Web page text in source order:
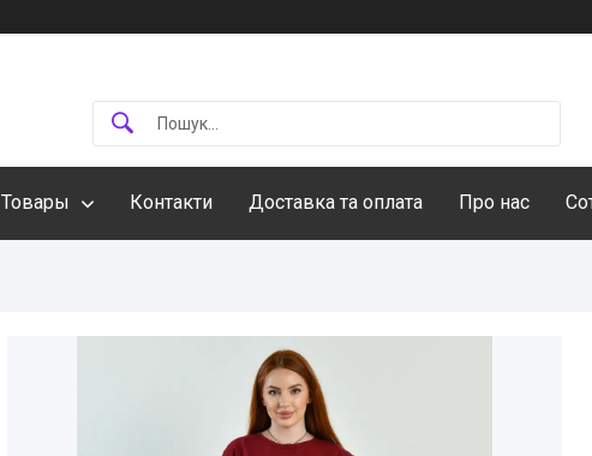
Товары Контакти Доставка та оплата Про нас